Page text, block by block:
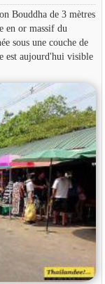
Bouddha de 3 mètres
en or massif du
sous une couche de
est aujourd'hui visible